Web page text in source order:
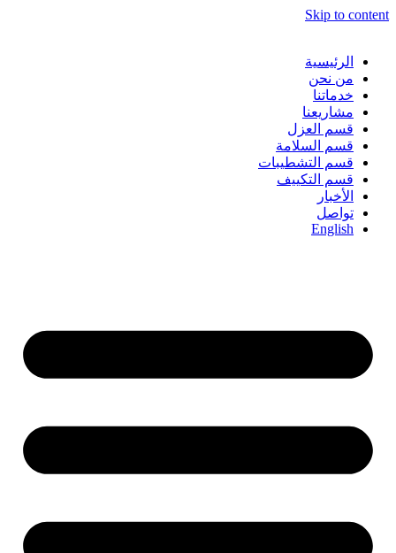
Skip to content
الرئيسية
من نحن
خدماتنا
مشاريعنا
قسم العزل
قسم السلامة
قسم التشطيبات
قسم التكييف
الأخبار
تواصل
English